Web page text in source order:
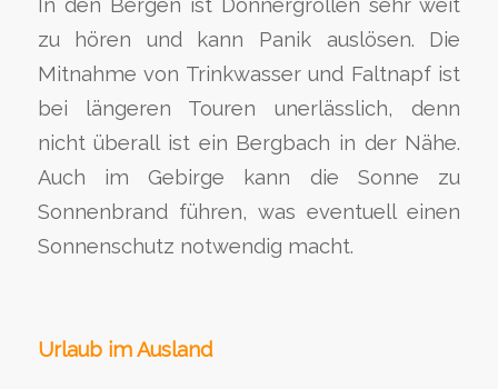
In den Bergen ist Donnergrollen sehr weit
zu hören und kann Panik auslösen. Die
Mitnahme von Trinkwasser und Faltnapf ist
bei längeren Touren unerlässlich, denn
nicht überall ist ein Bergbach in der Nähe.
Auch im Gebirge kann die Sonne zu
Sonnenbrand führen, was eventuell einen
Sonnenschutz notwendig macht.
Urlaub im Ausland